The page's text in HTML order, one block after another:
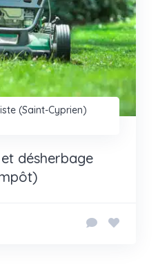
(Saint-Cyprien)
désherbage